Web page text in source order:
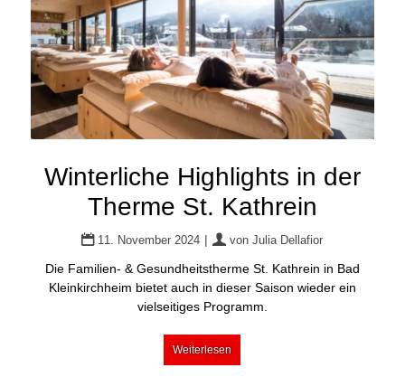
Winterliche Highlights in der
Therme St. Kathrein
11. November 2024 | vonJulia Dellafior
Die Familien- & Gesundheitstherme St. Kathrein in Bad
Kleinkirchheim bietet auch in dieser Saison wieder ein
vielseitiges Programm.
Weiterlesen